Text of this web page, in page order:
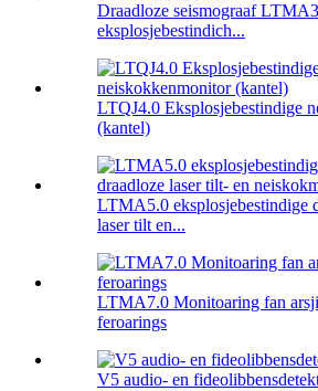
Draadloze seismograaf
eksplosjebestindich...
LTQJ4.0 Eksplosjebestindige
(kantel)
LTMA5.0 eksplosjebestindige
laser tilt en...
LTMA7.0 Monitoaring fan
feroarings
V5 audio- en